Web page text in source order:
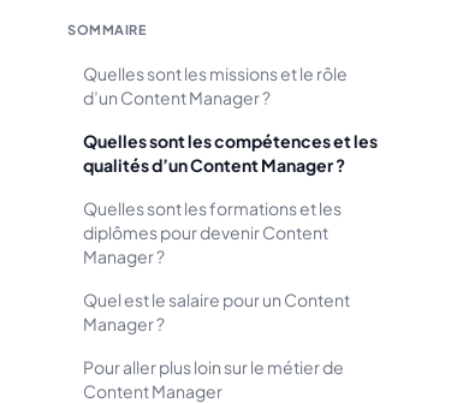
SOMMAIRE
Quelles sont les missions et le rôle
d’un Content Manager ?
Quelles sont les compétences et les
qualités d’un Content Manager ?
Quelles sont les formations et les
diplômes pour devenir Content
Manager ?
Quel est le salaire pour un Content
Manager ?
Pour aller plus loin sur le métier de
Content Manager